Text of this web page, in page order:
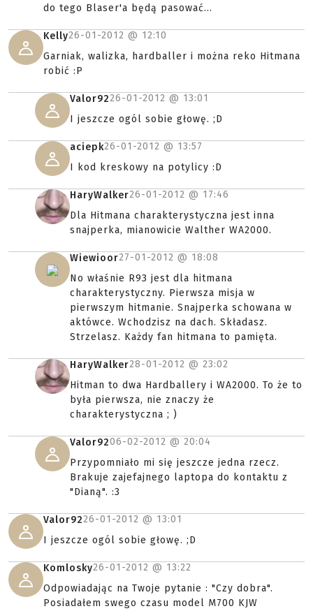
do tego Blaser'a będą pasować...
Kelly26-01-2012 @ 12:10
Garniak, walizka, hardballer i można reko Hitmana
robić :P
Valor9226-01-2012 @ 13:01
I jeszcze ogól sobie głowę. ;D
aciepk26-01-2012 @ 13:57
I kod kreskowy na potylicy :D
HaryWalker26-01-2012 @ 17:46
Dla Hitmana charakterystyczna jest inna
snajperka, mianowicie Walther WA2000.
Wiewioor27-01-2012 @ 18:08
No właśnie R93 jest dla hitmana
charakterystyczny. Pierwsza misja w
pierwszym hitmanie. Snajperka schowana w
aktówce. Wchodzisz na dach. Składasz.
Strzelasz. Każdy fan hitmana to pamięta.
HaryWalker28-01-2012 @ 23:02
Hitman to dwa Hardballery i WA2000. To że to
była pierwsza, nie znaczy że
charakterystyczna ; )
Valor9206-02-2012 @ 20:04
Przypomniało mi się jeszcze jedna rzecz.
Brakuje zajefajnego laptopa do kontaktu z
"Dianą". :3
Valor9226-01-2012 @ 13:01
I jeszcze ogól sobie głowę. ;D
Komlosky26-01-2012 @ 13:22
Odpowiadając na Twoje pytanie : "Czy dobra".
Posiadałem swego czasu model M700 KJW